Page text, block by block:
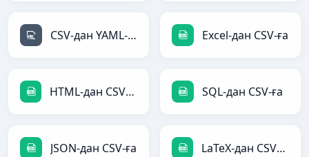
CSV-дан YAML-ға Excel-дан CSV-ға
HTML-дан CSV-ға SQL-дан CSV-ға
JSON-дан CSV-ға LaTeX-дан CSV-ға